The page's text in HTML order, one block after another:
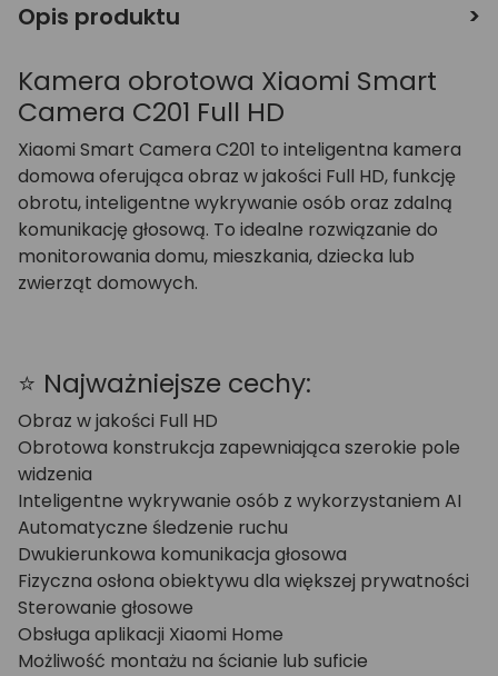
Opis produktu
Kamera obrotowa Xiaomi Smart
Camera C201 Full HD
Xiaomi Smart Camera C201 to inteligentna kamera
domowa oferująca obraz w jakości Full HD, funkcję
obrotu, inteligentne wykrywanie osób oraz zdalną
komunikację głosową. To idealne rozwiązanie do
monitorowania domu, mieszkania, dziecka lub
zwierząt domowych.
⭐ Najważniejsze cechy:
Obraz w jakości Full HD
Obrotowa konstrukcja zapewniająca szerokie pole
widzenia
Inteligentne wykrywanie osób z wykorzystaniem AI
Automatyczne śledzenie ruchu
Dwukierunkowa komunikacja głosowa
Fizyczna osłona obiektywu dla większej prywatności
Sterowanie głosowe
Obsługa aplikacji Xiaomi Home
Możliwość montażu na ścianie lub suficie